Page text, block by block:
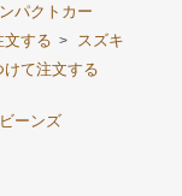
パクトカー
文する >
スズキ
て注文する
ーンズ